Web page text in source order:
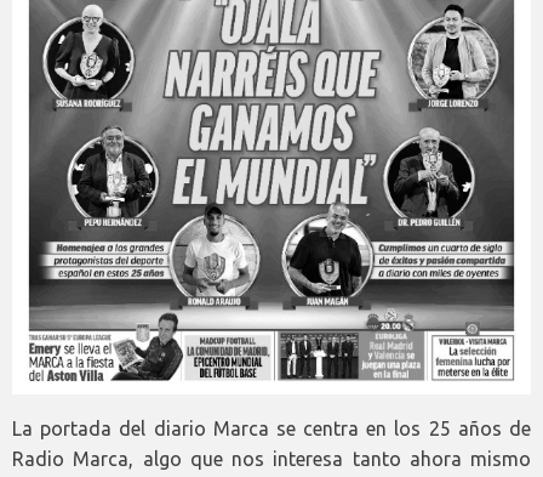
La portada del diario Marca se centra en los 25 años de
Radio Marca, algo que nos interesa tanto ahora mismo